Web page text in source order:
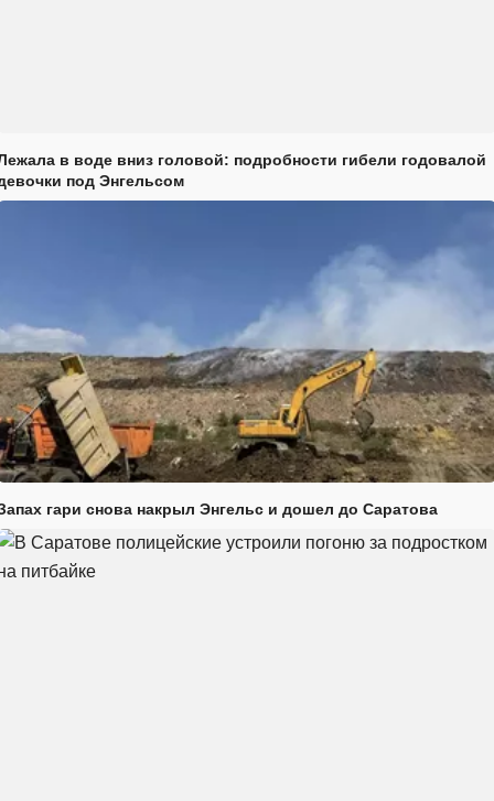
в воде вниз головой: подробности гибели годовалой
под Энгельсом
гари снова накрыл Энгельс и дошел до Саратова